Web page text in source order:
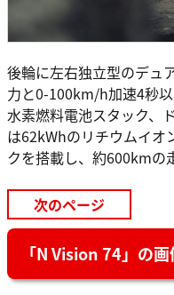
後輪に左右独立型のデュ
力と0-100km/h加速4秒
水素燃料電池スタック、
は62kWhのリチウムイオ
クを搭載し、約600kmの
次のページ
「N Vision 74」の